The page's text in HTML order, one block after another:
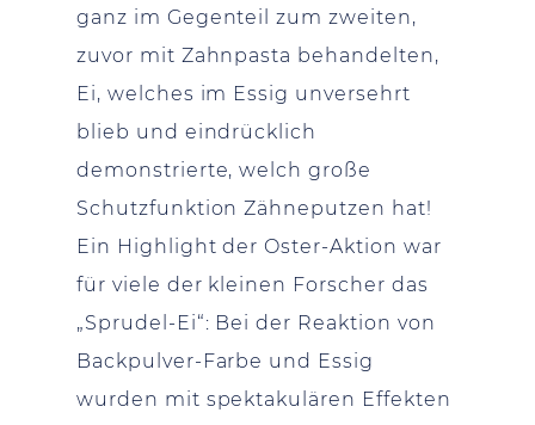
ganz im Gegenteil zum zweiten,
zuvor mit Zahnpasta behandelten,
Ei, welches im Essig unversehrt
blieb und eindrücklich
demonstrierte, welch große
Schutzfunktion Zähneputzen hat!
Ein Highlight der Oster-Aktion war
für viele der kleinen Forscher das
„Sprudel-Ei“: Bei der Reaktion von
Backpulver-Farbe und Essig
wurden mit spektakulären Effekten